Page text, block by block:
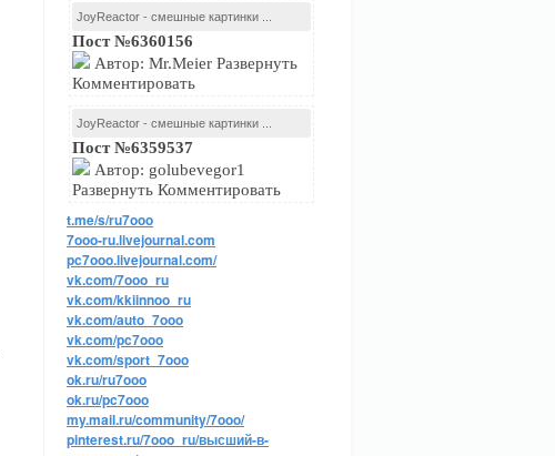
JoyReactor - смешные картинки ...
Пост №6360156
Автор: Mr.Meier Развернуть
Комментировать
JoyReactor - смешные картинки ...
Пост №6359537
Автор: golubevegor1
Развернуть Комментировать
t.me/s/ru7ooo
7ooo-ru.livejournal.com
pc7ooo.livejournal.com/
vk.com/7ooo_ru
vk.com/kkiinnoo_ru
vk.com/auto_7ooo
vk.com/pc7ooo
vk.com/sport_7ooo
ok.ru/ru7ooo
ok.ru/pc7ooo
my.mail.ru/community/7ooo/
pinterest.ru/7ooo_ru/высший-в-